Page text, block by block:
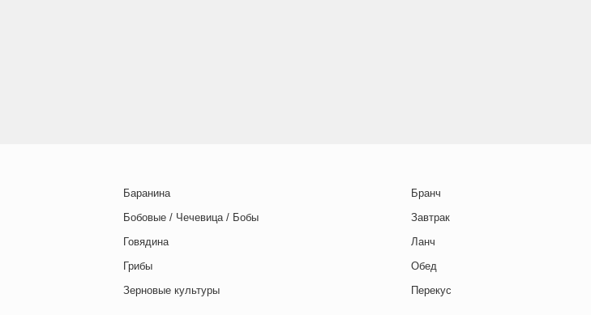
Баранина
Бобовые / Чечевица / Бобы
Говядина
Грибы
Зерновые культуры
Бранч
Завтрак
Ланч
Обед
Перекус